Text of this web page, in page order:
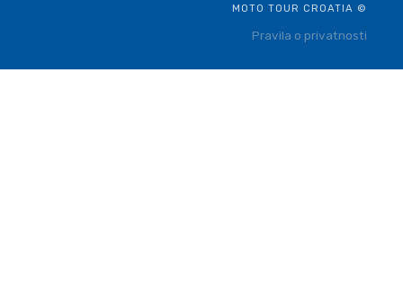
MOTO TOUR CROATIA ©
Pravila o privatnosti